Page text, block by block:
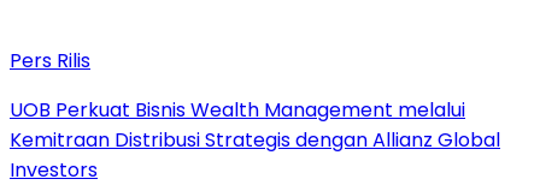
Pers Rilis
UOB Perkuat Bisnis Wealth Management melalui
Kemitraan Distribusi Strategis dengan Allianz Global
Investors